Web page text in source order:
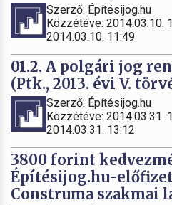
Szerző: Építésijog.hu
Közzétéve: 2014.03.10.
2014.03.10. 11:49
01.2. A polgári jog
(Ptk., 2013. évi V.
Szerző: Építésijog.hu
Közzétéve: 2014.03.31.
2014.03.31. 13:12
3800 forint
Építésijog.hu-
Construma szakmai